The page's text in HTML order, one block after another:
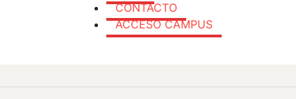
CONTACTO
ACCESO CAMPUS